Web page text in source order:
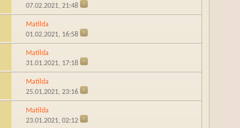
07.02.2021,21:48
Matilda
01.02.2021, 16:58
Matilda
31.01.2021, 17:18
Matilda
25.01.2021,23:16
Matilda
23.01.2021,02:12